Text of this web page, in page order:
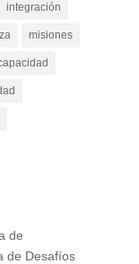
integración
misiones
de
de Desafíos